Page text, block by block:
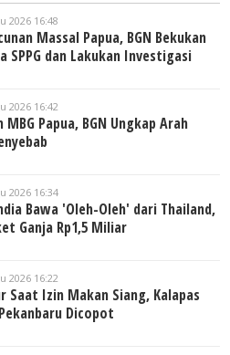
2026 16:48
Massal Papua, BGN Bekukan
SPPG dan Lakukan Investigasi
2026 16:42
MBG Papua, BGN Ungkap Arah
2026 16:34
Bawa 'Oleh-Oleh' dari Thailand,
Ganja Rp1,5 Miliar
2026 16:22
Saat Izin Makan Siang, Kalapas
Dicopot